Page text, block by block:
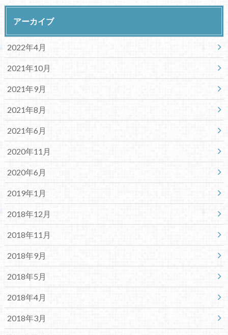
アーカイブ
2022年4月
2021年10月
2021年9月
2021年8月
2021年6月
2020年11月
2020年6月
2019年1月
2018年12月
2018年11月
2018年9月
2018年5月
2018年4月
2018年3月